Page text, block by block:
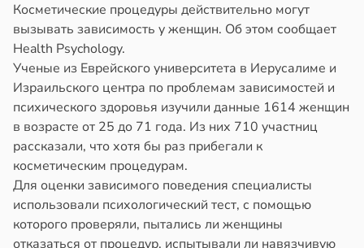
Косметические процедуры действительно могут
вызывать зависимость у женщин. Об этом сообщает
Health Psychology.
Ученые из Еврейского университета в Иерусалиме и
Израильского центра по проблемам зависимостей и
психического здоровья изучили данные 1614 женщин
в возрасте от 25 до 71 года. Из них 710 участниц
рассказали, что хотя бы раз прибегали к
косметическим процедурам.
Для оценки зависимого поведения специалисты
использовали психологический тест, с помощью
которого проверяли, пытались ли женщины
отказаться от процедур, испытывали ли навязчивую